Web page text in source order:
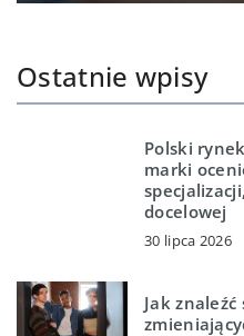
Ostatnie wpisy
Polski
marki
docelowej
30 lipca 2026
Jak